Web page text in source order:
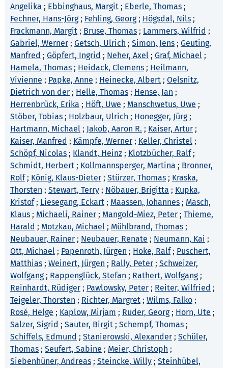
Angelika ; Ebbinghaus, Margit ; Eberle, Thomas ;
Fechner, Hans-Jörg; Fehling, Georg; Högsdal, Nils ;
Frackmann, Margit ; Bruse, Thomas ; Lammers, Wilfrid ;
Gabriel, Werner ; Getsch, Ulrich ; Simon, Jens ; Geuting,
Manfred ; Göpfert, Ingrid ; Neher, Axel ; Graf, Michael ;
Hamela, Thomas ; Heidack, Clemens ; Heilmann,
Vivienne ; Papke, Anne ; Heinecke, Albert ; Oelsnitz,
Dietrich von der ; Helle, Thomas ; Hense, Jan ;
Herrenbrück, Erika ; Höft, Uwe ; Manschwetus, Uwe ;
Stöber, Tobias ; Holzbaur, Ulrich ; Honegger, Jürg;
Hartmann, Michael ; Jakob, Aaron R. ; Kaiser, Artur ;
Kaiser, Manfred ; Kämpfe, Werner ; Keller, Christel ;
Schöpf, Nicolas ; Klandt, Heinz ; Klotzbücher, Ralf;
Schmidt, Herbert ; Kollmannsperger, Martina ; Bronner,
Rolf; König, Klaus-Dieter ; Stürzer, Thomas ; Kraska,
Thorsten ; Stewart, Terry ; Nöbauer, Brigitta ; Kupka,
Kristof; Liesegang, Eckart ; Maassen, Johannes ; Masch,
Klaus ; Michaeli, Rainer ; Mangold-Miez, Peter ; Thieme,
Harald ; Motzkau, Michael ; Mühlbrand, Thomas ;
Neubauer, Rainer ; Neubauer, Renate ; Neumann, Kai ;
Ott, Michael ; Papenroth, Jürgen ; Hoke, Ralf; Puschert,
Matthias ; Weinert, Jürgen ; Rally, Peter ; Schweizer,
Wolfgang; Rappenglück, Stefan ; Rathert, Wolfgang;
Reinhardt, Rüdiger ; Pawlowsky, Peter ; Reiter, Wilfried ;
Teigeler, Thorsten ; Richter, Margret ; Wilms, Falko ;
Rosé, Helge ; Kaplow, Mirjam ; Ruder, Georg; Horn, Ute ;
Salzer, Sigrid ; Sauter, Birgit ; Schempf, Thomas ;
Schiffels, Edmund ; Stanierowski, Alexander ; Schüler,
Thomas ; Seufert, Sabine ; Meier, Christoph ;
Siebenhüner, Andreas ; Steincke, Willy ; Steinhübel,